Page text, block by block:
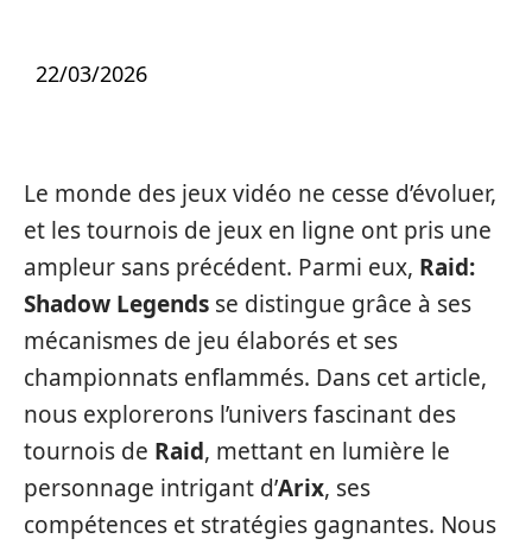
22/03/2026
Le monde des jeux vidéo ne cesse d’évoluer,
et les tournois de jeux en ligne ont pris une
ampleur sans précédent. Parmi eux, Raid:
Shadow Legends se distingue grâce à ses
mécanismes de jeu élaborés et ses
championnats enflammés. Dans cet article,
nous explorerons l’univers fascinant des
tournois de Raid, mettant en lumière le
personnage intrigant d’Arix, ses
compétences et stratégies gagnantes. Nous